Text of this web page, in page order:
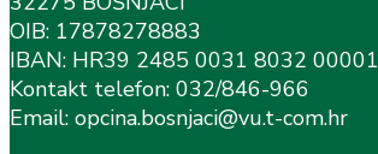
OIB: 17878278883
IBAN: HR39 2485 0031 8032 00001
Kontakt telefon: 032/846-966
Email: opcina.bosnjaci@vu.t-com.hr